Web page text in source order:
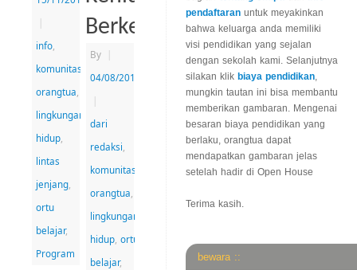
|
info
komunitas
orangtua
lingkungan
hidup
lintas
jenjang
ortu
belajar,
Program
Berkesadaran
By
|
04/08/2016
|
dari
redaksi
komunitas
orangtua
lingkungan
hidup, ortu
belajar,
pendaftaran untuk meyakinkan
bahwa keluarga anda memiliki
visi pendidikan yang sejalan
dengan sekolah kami. Selanjutnya
silakan klik biaya pendidikan,
mungkin tautan ini bisa membantu
memberikan gambaran. Mengenai
besaran biaya pendidikan yang
berlaku, orangtua dapat
mendapatkan gambaran jelas
setelah hadir di Open House
Terima kasih.
bewara ::